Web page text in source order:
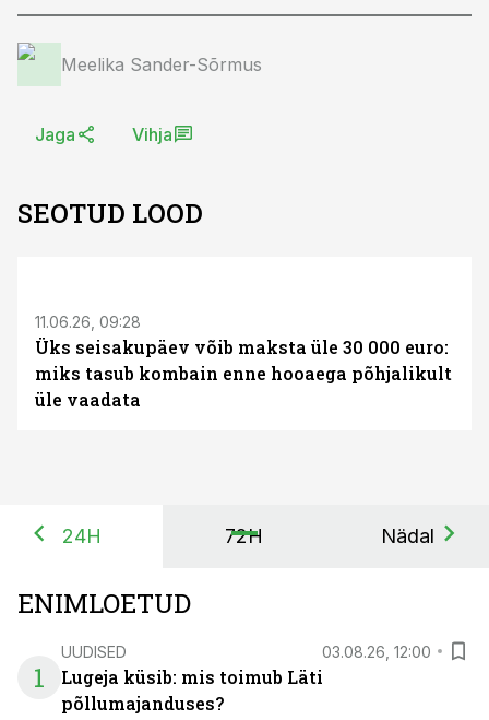
Meelika Sander-Sõrmus
Jaga Vihja
SEOTUD LOOD
11.06.26, 09:28
Üks seisakupäev võib maksta üle 30 000 euro:
miks tasub kombain enne hooaega põhjalikult
üle vaadata
24H 72H Nädal
ENIMLOETUD
1
UUDISED 03.08.26, 12:00
Lugeja küsib: mis toimub Läti
põllumajanduses?